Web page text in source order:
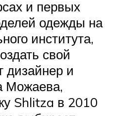
и первых
одежды на
института,
свой
дизайнер и
Можаева,
Shlitza в 2010